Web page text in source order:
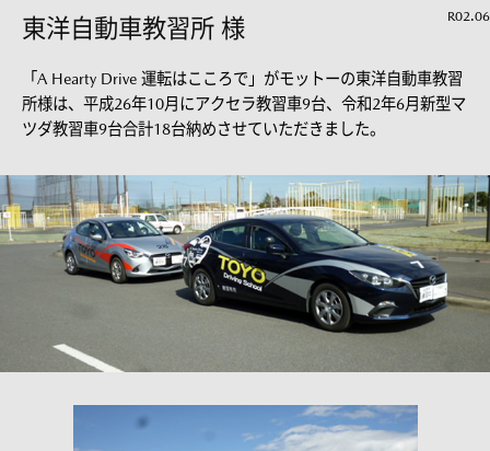
東洋自動車教習所 様 R02.06
「A Hearty Drive 運転はこころで」がモットーの東洋自動車教習
所様は、平成26年10月にアクセラ教習車9台、令和2年6月新型マ
ツダ教習車9台合計18台納めさせていただきました。